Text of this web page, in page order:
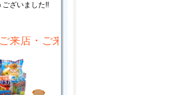
ございました!!
来場プレゼント!